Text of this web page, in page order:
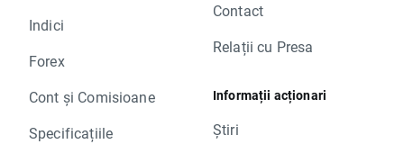
Indici
Forex
Cont și Comisioane
Specificațiile
Contact
Relații cu Presa
Informații acționari
Știri